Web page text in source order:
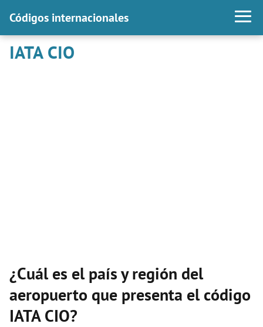
Códigos internacionales
IATA CIO
¿Cuál es el país y región del
aeropuerto que presenta el código
IATA CIO?